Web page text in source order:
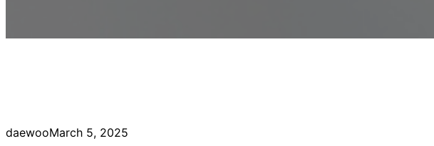
daewooMarch 5, 2025